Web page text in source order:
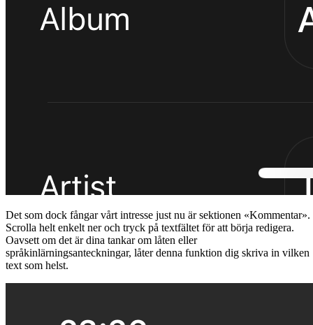
Det som dock fångar vårt intresse just nu är sektionen «Kommentar».
Scrolla helt enkelt ner och tryck på textfältet för att börja redigera.
Oavsett om det är dina tankar om låten eller
språkinlärningsanteckningar, låter denna funktion dig skriva in vilken
text som helst.